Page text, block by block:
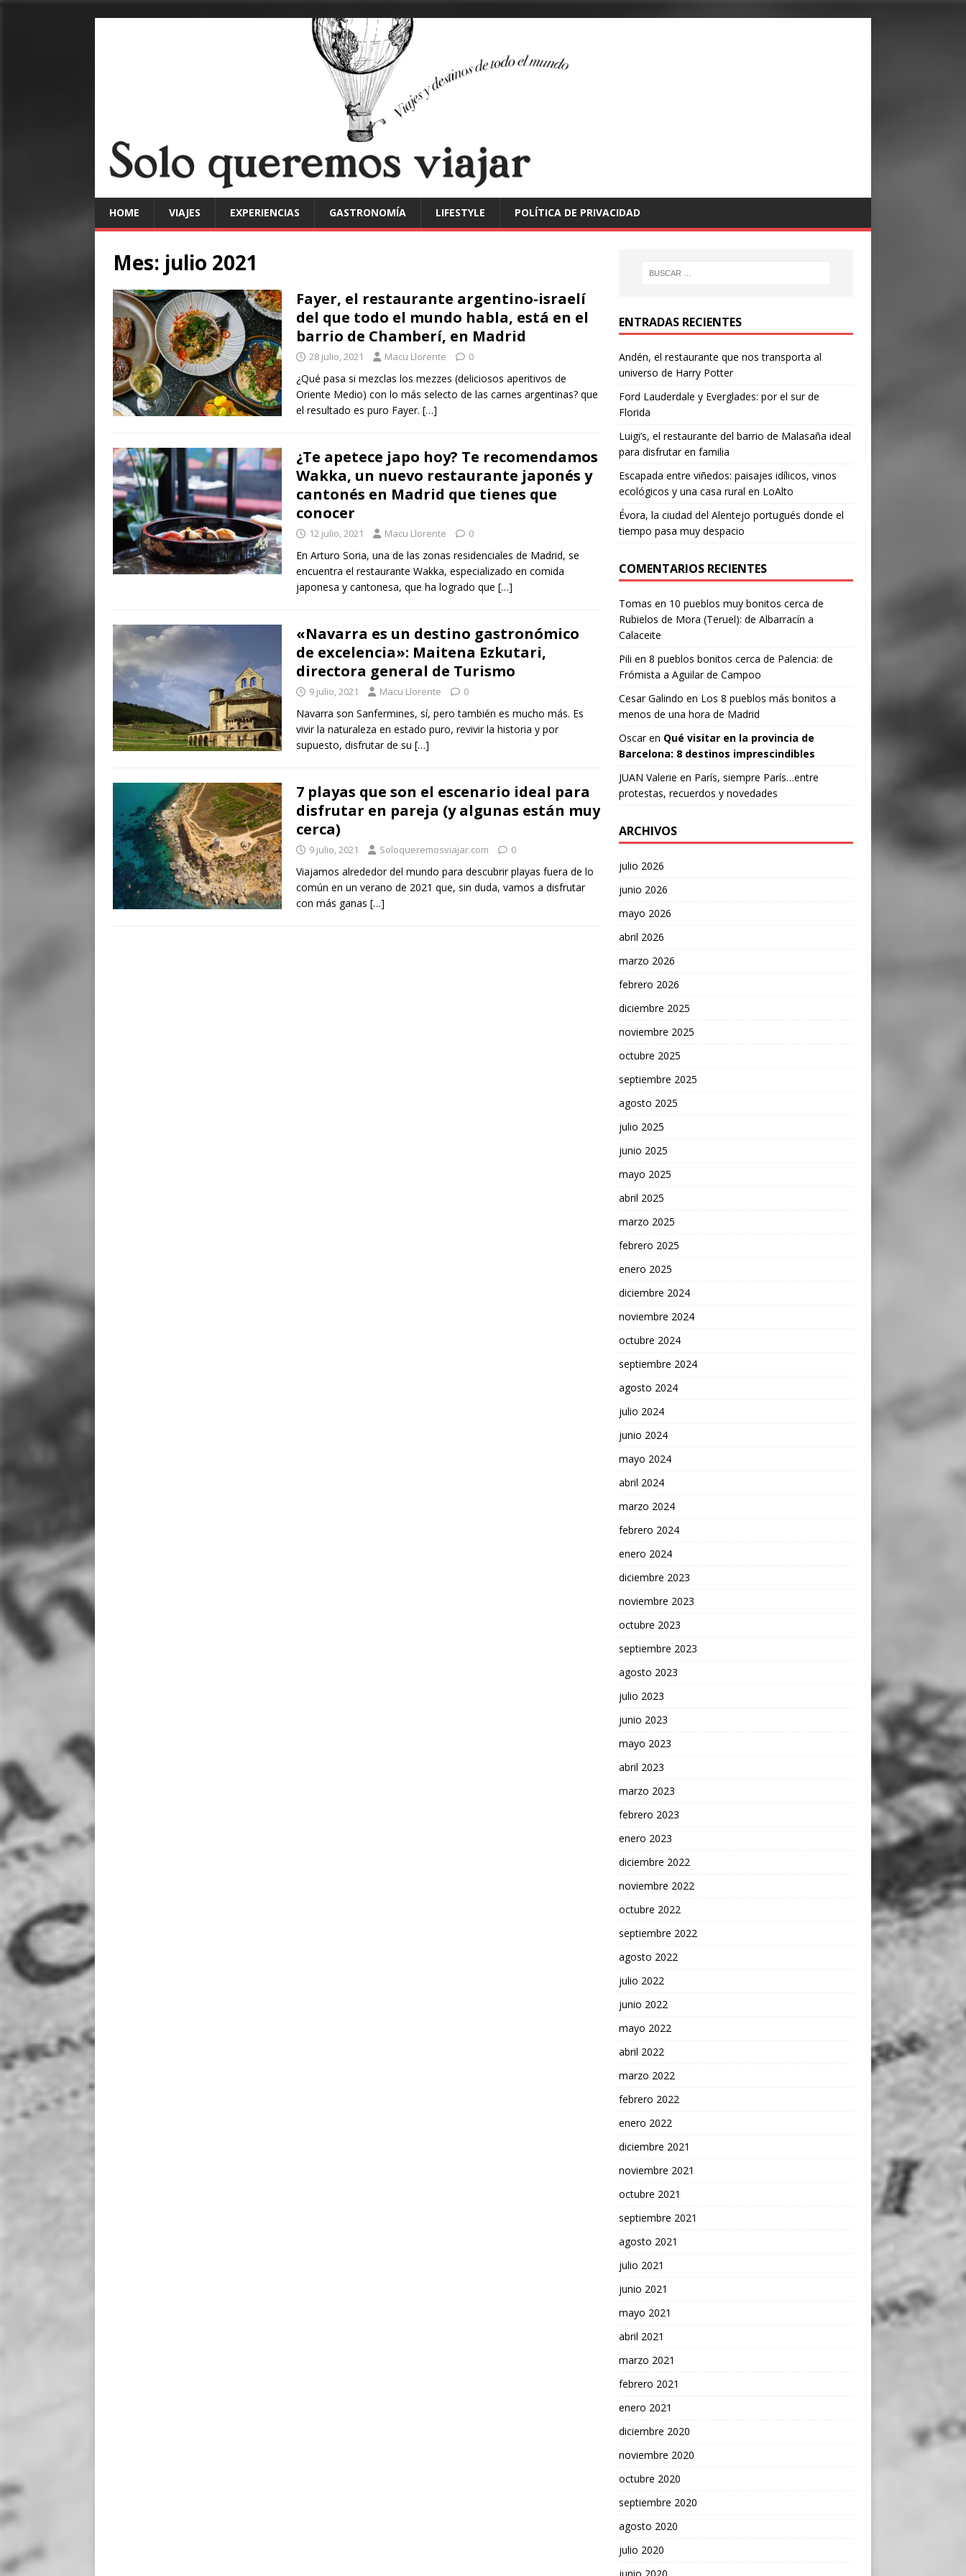
HOME VIAJES EXPERIENCIAS GASTRONOMÍA LIFESTYLE POLÍTICA DE PRIVACIDAD
Mes: julio 2021
Fayer, el restaurante argentino-israelí
del que todo el mundo habla, está en el
barrio de Chamberí, en Madrid
28 julio, 2021 Macu Llorente 0
¿Qué pasa si mezclas los mezzes (deliciosos aperitivos de
Oriente Medio) con lo más selecto de las carnes argentinas? que
el resultado es puro Fayer. […]
¿Te apetece japo hoy? Te recomendamos
Wakka, un nuevo restaurante japonés y
cantonés en Madrid que tienes que
conocer
12 julio, 2021 Macu Llorente 0
En Arturo Soria, una de las zonas residenciales de Madrid, se
encuentra el restaurante Wakka, especializado en comida
japonesa y cantonesa, que ha logrado que […]
«Navarra es un destino gastronómico
de excelencia»: Maitena Ezkutari,
directora general de Turismo
9 julio, 2021 Macu Llorente 0
Navarra son Sanfermines, sí, pero también es mucho más. Es
vivir la naturaleza en estado puro, revivir la historia y por
supuesto, disfrutar de su […]
7 playas que son el escenario ideal para
disfrutar en pareja (y algunas están muy
cerca)
9 julio, 2021 Soloqueremosviajar.com 0
Viajamos alrededor del mundo para descubrir playas fuera de lo
común en un verano de 2021 que, sin duda, vamos a disfrutar
con más ganas […]
ENTRADAS RECIENTES
Andén, el restaurante que nos transporta al
universo de Harry Potter
Ford Lauderdale y Everglades: por el sur de
Florida
Luigi’s, el restaurante del barrio de Malasaña ideal
para disfrutar en familia
Escapada entre viñedos: paisajes idílicos, vinos
ecológicos y una casa rural en LoAlto
Évora, la ciudad del Alentejo portugués donde el
tiempo pasa muy despacio
COMENTARIOS RECIENTES
Tomas en 10 pueblos muy bonitos cerca de
Rubielos de Mora (Teruel): de Albarracín a
Calaceite
Pili en 8 pueblos bonitos cerca de Palencia: de
Frómista a Aguilar de Campoo
Cesar Galindo en Los 8 pueblos más bonitos a
menos de una hora de Madrid
Oscaren Qué visitar en la provincia de
Barcelona: 8 destinos imprescindibles
JUAN Valerie en París, siempre París…entre
protestas, recuerdos y novedades
ARCHIVOS
julio 2026
junio 2026
mayo 2026
abril 2026
marzo 2026
febrero 2026
diciembre 2025
noviembre 2025
octubre 2025
septiembre 2025
agosto 2025
julio 2025
junio 2025
mayo 2025
abril 2025
marzo 2025
febrero 2025
enero 2025
diciembre 2024
noviembre 2024
octubre 2024
septiembre 2024
agosto 2024
julio 2024
junio 2024
mayo 2024
abril 2024
marzo 2024
febrero 2024
enero 2024
diciembre 2023
noviembre 2023
octubre 2023
septiembre 2023
agosto 2023
julio 2023
junio 2023
mayo 2023
abril 2023
marzo 2023
febrero 2023
enero 2023
diciembre 2022
noviembre 2022
octubre 2022
septiembre 2022
agosto 2022
julio 2022
junio 2022
mayo 2022
abril 2022
marzo 2022
febrero 2022
enero 2022
diciembre 2021
noviembre 2021
octubre 2021
septiembre 2021
agosto 2021
julio 2021
junio 2021
mayo 2021
abril 2021
marzo 2021
febrero 2021
enero 2021
diciembre 2020
noviembre 2020
octubre 2020
septiembre 2020
agosto 2020
julio 2020